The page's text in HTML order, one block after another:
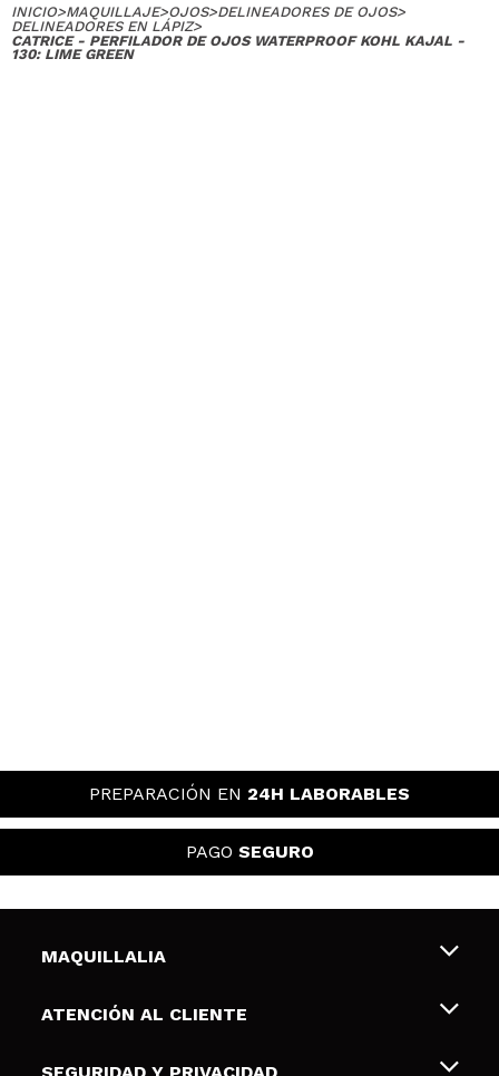
INICIO>MAQUILLAJE>OJOS>DELINEADORES DE OJOS>
DELINEADORES EN LÁPIZ>
CATRICE - PERFILADOR DE OJOS WATERPROOF KOHL KAJAL -
130: LIME GREEN
PREPARACIÓN EN 24H LABORABLES
PAGO SEGURO
MAQUILLALIA
Sobre nosotros
Tarjetas de Regalo
ATENCIÓN AL CLIENTE
Envíos y devoluciones
SEGURIDAD Y PRIVACIDAD